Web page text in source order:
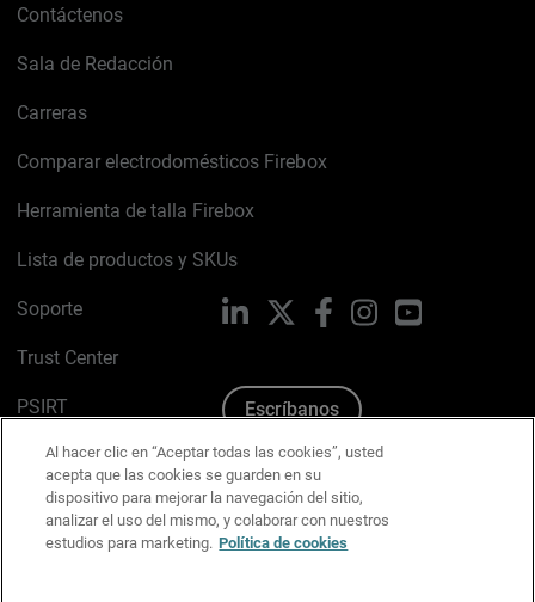
Contáctenos
Sala de Redacción
Carreras
Comparar electrodomésticos Firebox
Herramienta de talla Firebox
Lista de productos y SKUs
Soporte
Trust Center
PSIRT
Política de cookies
Política de privacidad
Kit de medios y marca
LinkedIn FacebookInstagramYouTube
Escríbanos
Al hacer clic en “Aceptar todas las cookies”, usted
acepta que las cookies se guarden en su
dispositivo para mejorar la navegación del sitio,
analizar el uso del mismo, y colaborar con nuestros
estudios para marketing. Política de cookies